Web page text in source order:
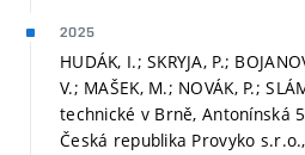
2025
HUDÁK, I.; SKRYJA, P.;
V.; MAŠEK, M.; NOVÁK, P.;
technické v Brně, Antonínská
Česká republika Provyko